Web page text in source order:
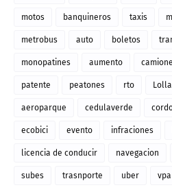
motos banquineros taxis
metrobus auto boletos
monopatines aumento
patente peatones rto
aeroparque cedulaverde
ecobici evento infraciones
licencia de conducir navegacion
subes trasnporte uber vpa